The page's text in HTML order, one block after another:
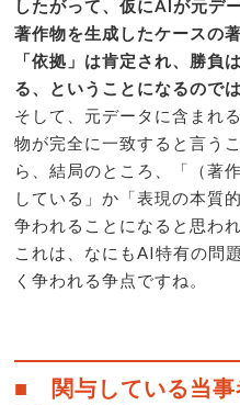
したがって、仮にAIが元デ
著作物を生成したケースの
「依拠」は肯定され、勝負
る、ということになるので
そして、元データに含まれ
物が完全に一致すると言う
ら、結局のところ、「（著
している」か「表現の本質
争われることになると思われ
これは、なにもAI特有の問
く争われる争点ですね。
■ 関与している当事